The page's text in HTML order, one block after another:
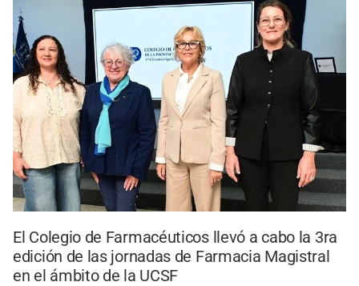
El Colegio de Farmacéuticos llevó a cabo la 3ra
edición de las jornadas de Farmacia Magistral
en el ámbito de la UCSF